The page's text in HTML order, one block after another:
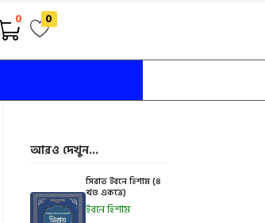
0 0
আরও দেখুন...
সিরাত ইবনে হিশাম (৪
খণ্ড একত্রে)
ইবনে হিশাম